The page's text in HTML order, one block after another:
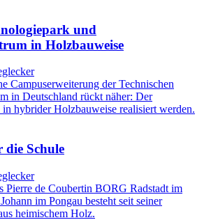
und
in Holzbauweise
Campuserweiterung der Technischen
in Deutschland rückt näher: Der
hybrider Holzbauweise realisiert werden.
die Schule
Pierre de Coubertin BORG Radstadt im
im Pongau besteht seit seiner
heimischem Holz.